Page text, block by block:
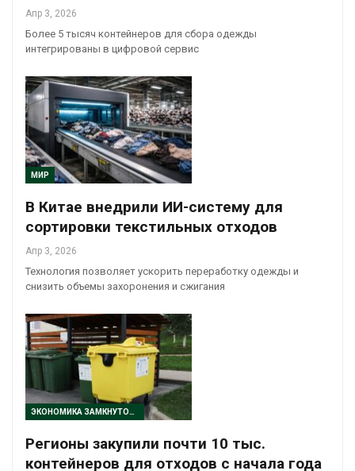
Апр 3, 2026
Более 5 тысяч контейнеров для сбора одежды
интегрированы в цифровой сервис
МИР
В Китае внедрили ИИ-систему для
сортировки текстильных отходов
Апр 3, 2026
Технология позволяет ускорить переработку одежды и
снизить объемы захоронения и сжигания
ЭКОНОМИКА ЗАМКНУТОГО ЦИКЛА
Регионы закупили почти 10 тыс.
контейнеров для отходов с начала года